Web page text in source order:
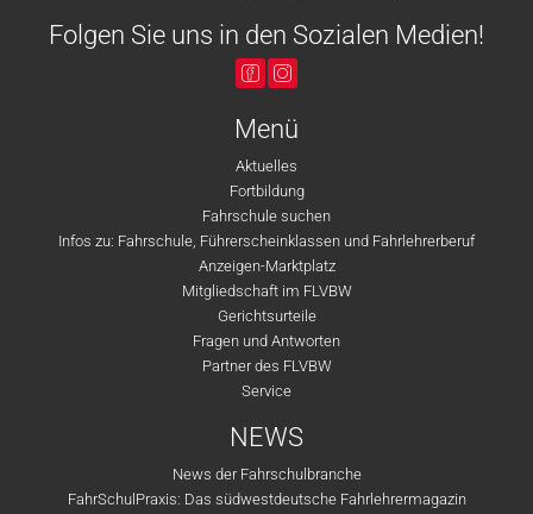
Folgen Sie uns in den Sozialen Medien!
Menü
Aktuelles
Fortbildung
Fahrschule suchen
Infos zu: Fahrschule, Führerscheinklassen und Fahrlehrerberuf
Anzeigen-Marktplatz
Mitgliedschaft im FLVBW
Gerichtsurteile
Fragen und Antworten
Partner des FLVBW
Service
NEWS
News der Fahrschulbranche
FahrSchulPraxis: Das südwestdeutsche Fahrlehrermagazin